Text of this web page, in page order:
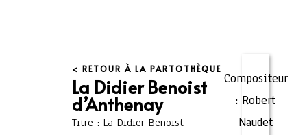
< RETOUR À LA PARTOTHÈQUE
La Didier Benoist
d’Anthenay
Titre : La Didier Benoist
Compositeur
: Robert
Naudet